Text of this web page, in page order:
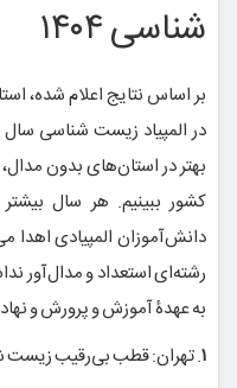
شناسی ۱۴۰۴
بر اساس نتایج اعلام شده،
بهتر در استان‌های بدون
دانش‌آموزان المپیادی
رشته‌ای استعداد و مدال‌آور
به عهدۀ آموزش و پرورش و
۱. تهران: قطب بی‌رقیب زیست